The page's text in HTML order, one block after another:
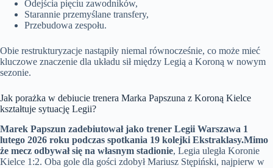
Odejścia pięciu zawodników,
Starannie przemyślane transfery,
Przebudowa zespołu.
Obie restrukturyzacje nastąpiły niemal równocześnie, co może mieć
kluczowe znaczenie dla układu sił między Legią a Koroną w nowym
sezonie.
Jak porażka w debiucie trenera Marka Papszuna z Koroną Kielce
kształtuje sytuację Legii?
Marek Papszun zadebiutował jako trener Legii Warszawa 1
lutego 2026 roku podczas spotkania 19 kolejki Ekstraklasy.Mimo
że mecz odbywał się na własnym stadionie, Legia uległa Koronie
Kielce 1:2. Oba gole dla gości zdobył Mariusz Stępiński, najpierw w